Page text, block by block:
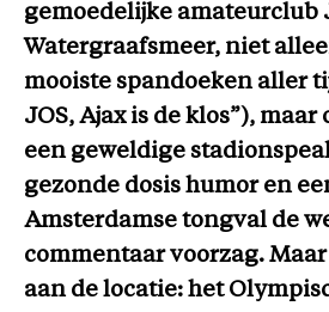
gemoedelijke amateurclub
Watergraafsmeer, niet
mooiste spandoeken aller
JOS, Ajax is de klos”), maar
een geweldige
gezonde dosis humor en
Amsterdamse tongval de
commentaar voorzag.
aan de locatie: het